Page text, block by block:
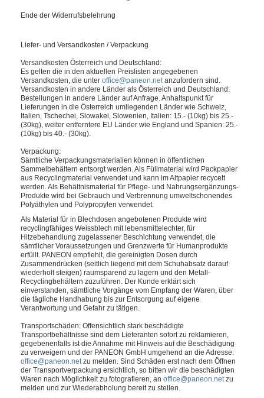
Ende der Widerrufsbelehrung
Liefer- und Versandkosten / Verpackung
Versandkosten Österreich und Deutschland:
Es gelten die in den aktuellen Preislisten angegebenen
Versandkosten, die unter office@paneon.netanzufordern sind.
Versandkosten in andere Länder als Österreich und Deutschland:
Bestellungen in andere Länder auf Anfrage. Anhaltspunkt für
Lieferungen in die Österreich umliegenden Länder wie Schweiz,
Italien, Tschechei, Slowakei, Slowenien, Italien: 15.- (10kg) bis 25.-
(30kg), weiter entferntere EU Länder wie England und Spanien: 25.-
(10kg) bis 40.- (30kg).
Verpackung:
Sämtliche Verpackungsmaterialien können in öffentlichen
Sammelbehältern entsorgt werden. Als Füllmaterial wird Packpapier
aus Recyclingmaterial verwendet und kann im Altpapier recycelt
werden. Als Behältnismaterial für Pflege- und Nahrungsergänzungs-
Produkte wird bei Gebrauch und Verbrennung umweltschonendes
Polyäthylen und Polypropylen verwendet.
Als Material für in Blechdosen angebotenen Produkte wird
recyclingfähiges Weissblech mit lebensmittelechter, für
Hitzebehandlung zugelassener Beschichtung verwendet, die
sämtlicher Voraussetzungen und Grenzwerte für Humanprodukte
erfüllt. PANEON empfiehlt, die gereinigten Dosen durch
Zusammendrücken (seitlich liegend mit dem Schuhabsatz darauf
wiederholt steigen) raumsparend zu lagern und den Metall-
Recyclingbehältern zuzuführen. Der Kunde erklärt sich
einverstanden, sämtliche Vorgänge vom Empfang der Waren, über
die tägliche Handhabung bis zur Entsorgung auf eigene
Verantwortung und Gefahr zu tätigen.
Transportschäden: Offensichtlich stark beschädigte
Transportbehältnisse sind dem Lieferanten sofort zu reklamieren,
gegebenenfalls ist die Annahme mit Hinweis auf die Beschädigung
zu verweigern und der PANEON GmbH umgehend an die Adresse:
office@paneon.netzu melden. Sind Schäden erst nach dem Öffnen
der Transportverpackung ersichtlich, so bitten wir die beschädigten
Waren nach Möglichkeit zu fotografieren, an office@paneon.netzu
melden und zur Wiederabholung bereit zu stellen.